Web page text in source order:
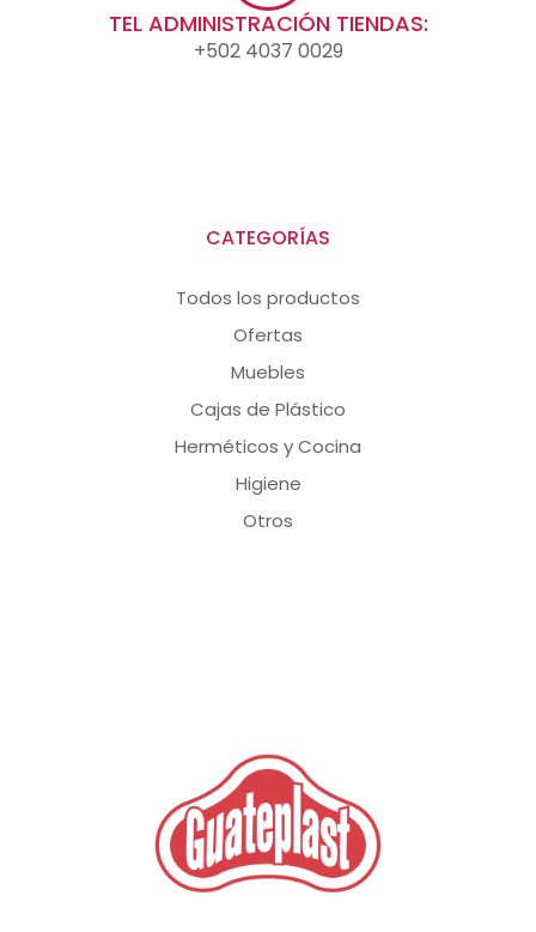
TEL ADMINISTRACIÓN TIENDAS:
+502 4037 0029
CATEGORÍAS
Todos los productos
Ofertas
Muebles
Cajas de Plástico
Herméticos y Cocina
Higiene
Otros